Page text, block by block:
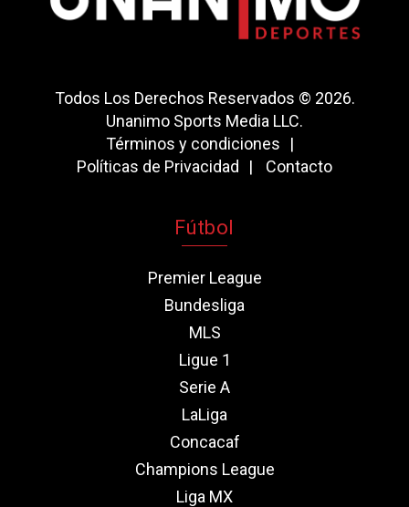
Todos Los Derechos Reservados © 2026.
Unanimo Sports Media LLC.
Términos y condiciones
Políticas de Privacidad
Contacto
Fútbol
Premier League
Bundesliga
MLS
Ligue 1
Serie A
LaLiga
Concacaf
Champions League
Liga MX